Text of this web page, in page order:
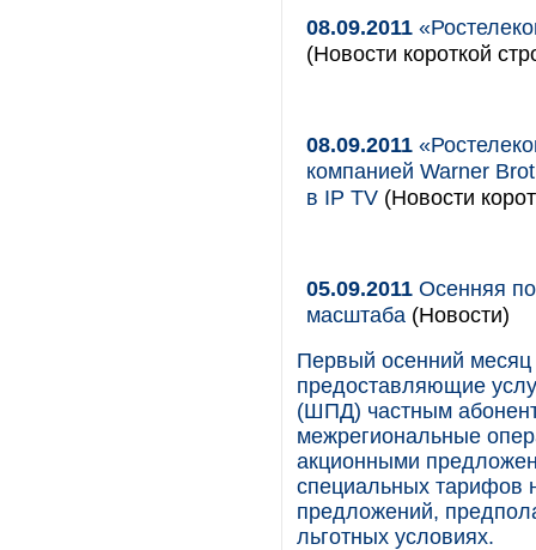
08.09.2011
(Новости короткой
08.09.2011
компанией Warner
в IP TV (Новости
05.09.2011 Осенняя
масштаба (Новости)
Первый осенний месяц
предоставляющие
(ШПД) частным
межрегиональные
акционными
специальных тарифов
предложений,
льготных условиях.